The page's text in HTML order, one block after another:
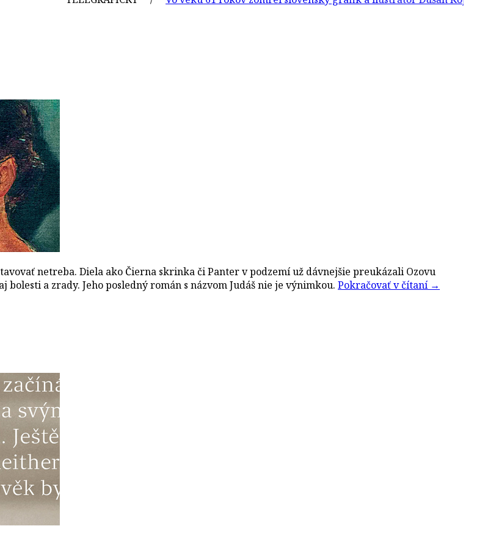
netreba. Diela ako Čierna skrinka či Panter v podzemí už dávnejšie preukázali Ozovu
a zrady. Jeho posledný román s názvom Judáš nie je výnimkou. Pokračovať v čítaní →